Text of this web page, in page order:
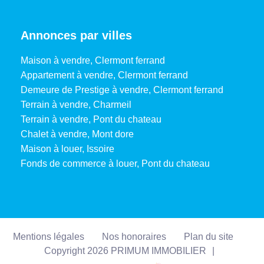
annuelles d'énergie
pour un usage
Surface de référence 25.9
CLASSES DPE/GES
Annonces par villes
Maison à vendre, Clermont ferrand
Appartement à vendre, Clermont ferrand
Demeure de Prestige à vendre, Clermont ferrand
Terrain à vendre, Charmeil
Terrain à vendre, Pont du chateau
Chalet à vendre, Mont dore
Maison à louer, Issoire
Fonds de commerce à louer, Pont du chateau
Mentions légales Nos honoraires
Plan du site
Copyright 2026 PRIMUM IMMOBILIER